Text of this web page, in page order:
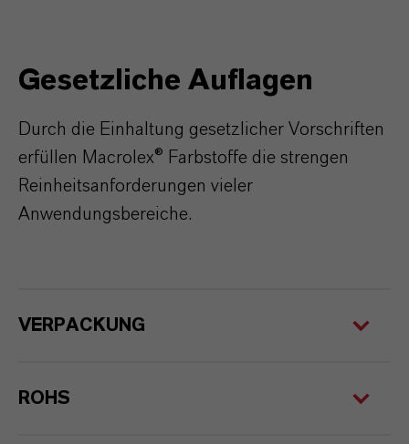
Gesetzliche Auflagen
Durch die Einhaltung gesetzlicher Vorschriften
erfüllen Macrolex® Farbstoffe die strengen
Reinheitsanforderungen vieler
Anwendungsbereiche.
VERPACKUNG
ROHS